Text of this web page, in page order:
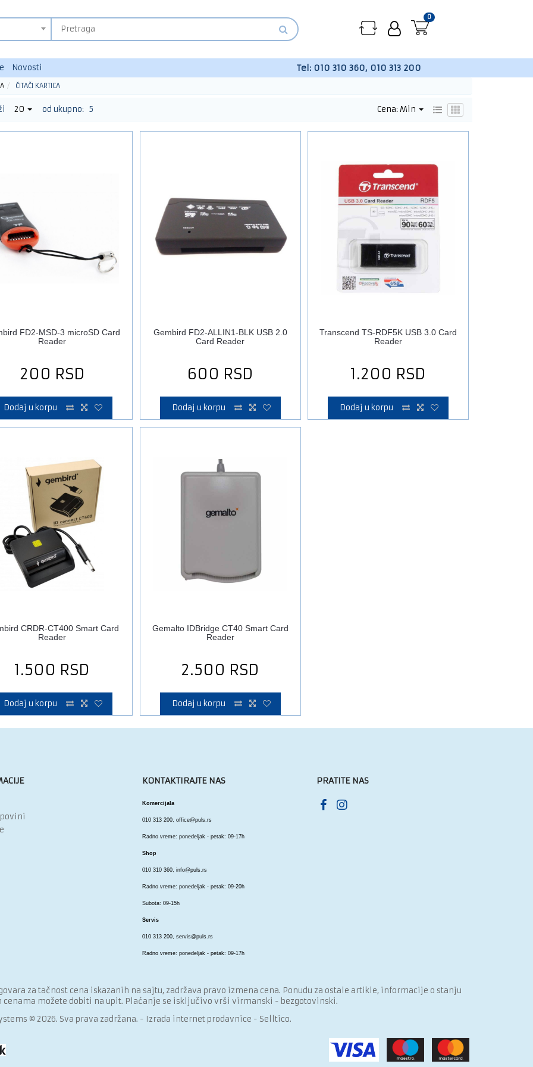
0
Novosti Tel: 010 310 360, 010 313 200
ČITAČI KARTICA
20 od ukupno: 5 Cena: Min
FD2-MSD-3 microSD Card
Reader
200 RSD
Dodaj u korpu
Gembird FD2-ALLIN1-BLK USB 2.0
Card Reader
600 RSD
Dodaj u korpu
Transcend TS-RDF5K USB 3.0 Card
Reader
1.200 RSD
Dodaj u korpu
CRDR-CT400 Smart Card
Reader
1.500 RSD
Dodaj u korpu
Gemalto IDBridge CT40 Smart Card
Reader
2.500 RSD
Dodaj u korpu
KONTAKTIRAJTE NAS
Komercijala
010 313 200, office@puls.rs
Radno vreme: ponedeljak - petak: 09-17h
Shop
010 310 360, info@puls.rs
Radno vreme: ponedeljak - petak: 09-20h
Subota: 09-15h
Servis
010 313 200, servis@puls.rs
Radno vreme: ponedeljak - petak: 09-17h
PRATITE NAS
za tačnost cena iskazanih na sajtu, zadržava pravo izmena cena. Ponudu za ostale artikle, informacije o stanju
možete dobiti na upit. Plaćanje se isključivo vrši virmanski - bezgotovinski.
© 2026. Sva prava zadržana. - Izrada internet prodavnice - Selltico.